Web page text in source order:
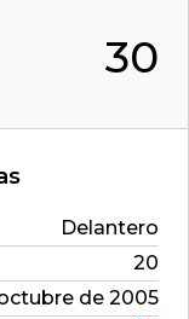
30
Delantero
20
de 2005